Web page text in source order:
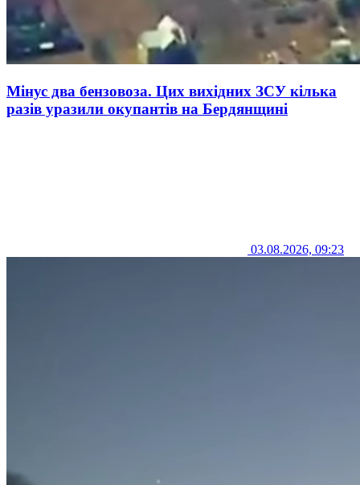
Мінус два бензовоза. Цих вихідних ЗСУ кілька
разів уразили окупантів на Бердянщині
03.08.2026, 09:23